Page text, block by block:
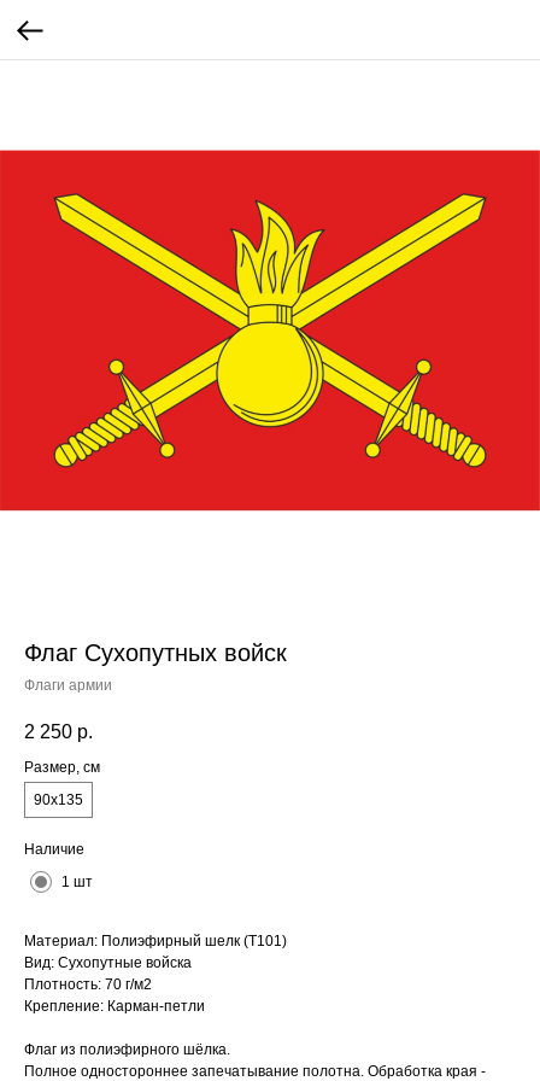
Флаг Сухопутных войск
Флаги армии
2 250 р.
Размер, см
90x135
Наличие
1 шт
Материал: Полиэфирный шелк (Т101)
Вид: Сухопутные войска
Плотность: 70 г/м2
Крепление: Карман-петли
Флаг из полиэфирного шёлка.
Полное одностороннее запечатывание полотна. Обработка края -